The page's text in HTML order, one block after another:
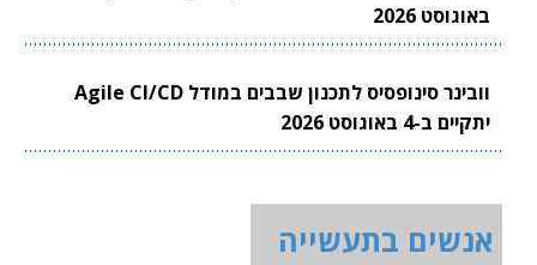
באוגוסט 2026
וובינר סינופסיס לתכנון שבבים במודל Agile CI/CD
יתקיים ב-4 באוגוסט 2026
אנשים בתעשייה